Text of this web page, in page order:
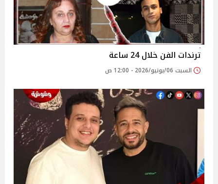
ترندات الفن خلال 24 ساعة
السبت 06/يونيو/2026 - 12:00 ص